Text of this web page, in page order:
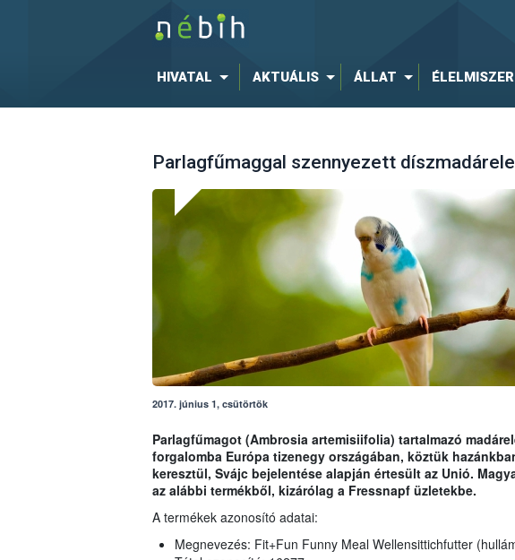
HIVATAL AKTUÁLIS ÁLLAT ÉLELMISZER
Parlagfűmaggal szennyezett
2017. június 1, csütörtök
Parlagfűmagot (Ambrosia artemisiifolia) tartalmazó
forgalomba Európa tizenegy országában, köztük
keresztül, Svájc bejelentése alapján értesült az Unió.
az alábbi termékből, kizárólag a Fressnapf üzletekbe.
A termékek azonosító adatai:
Megnevezés: Fit+Fun Funny Meal Wellensittichfutter